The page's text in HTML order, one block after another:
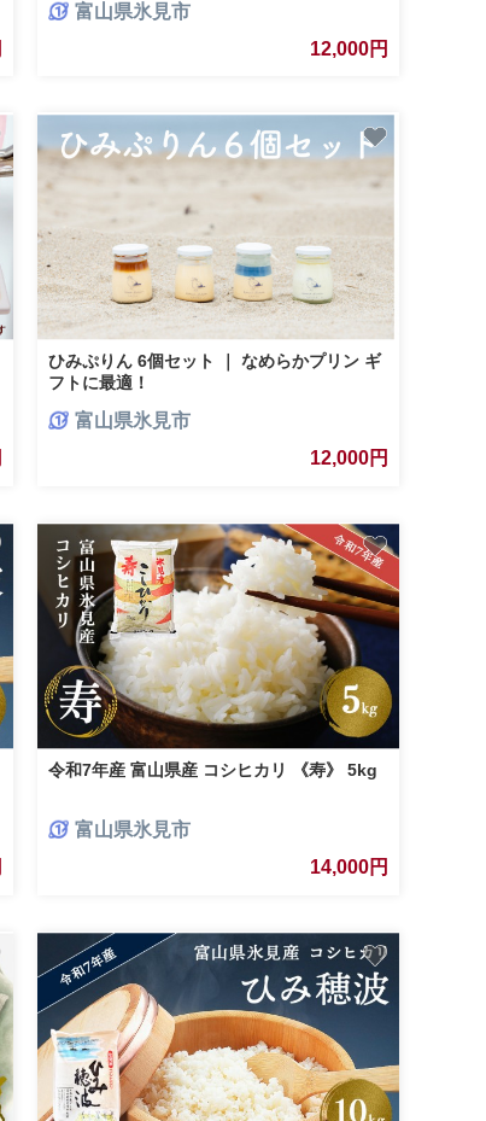
富山県氷見市
12,000円
ひみぷりん 6個セット ｜ なめらかプリン ギ
フトに最適！
富山県氷見市
12,000円
令和7年産 富山県産 コシヒカリ 《寿》 5kg
富山県氷見市
14,000円